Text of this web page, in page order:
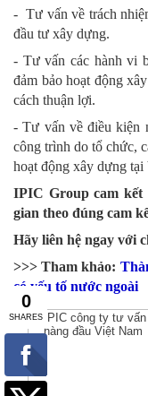
- Tư vấn về trách
đầu tư xây dựng.
- Tư vấn các hành vi
đảm bảo hoạt động
cách thuận lợi.
- Tư vấn về điều kiện
công trình do tổ chức,
hoạt động xây dựng tại
IPIC Group cam
gian theo đúng cam
Hãy liên hệ ngay với
>>> Tham khảo:
có yếu tố nước ngoài